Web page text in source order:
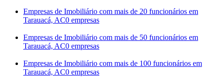
Empresas de Imobiliário com mais de 20 funcionários em
Tarauacá, AC0 empresas
Empresas de Imobiliário com mais de 50 funcionários em
Tarauacá, AC0 empresas
Empresas de Imobiliário com mais de 100 funcionários em
Tarauacá, AC0 empresas